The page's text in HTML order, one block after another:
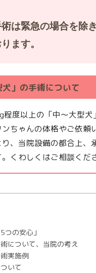
は緊急の場合を除
ます。
犬」の手術について
程度以上の「中～大型犬
ちゃんの体格やご依頼
、当院設備の都合上、
くわしくはご相談くだ
つの安心」
について、当院の考え
実施例
いて